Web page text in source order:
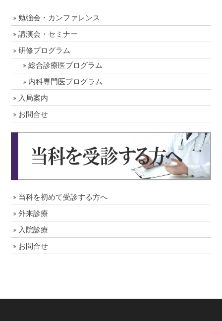
勉強会・カンファレンス
講演会・セミナー
研修プログラム
総合診療医プログラム
内科専門医プログラム
入局案内
お問合せ
当科を初めて受診する方へ
外来診療
入院診療
お問合せ